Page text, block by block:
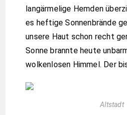
langärmelige Hemden
es heftige Sonnenbrände
unsere Haut schon recht
Sonne brannte heute
wolkenlosen Himmel. Der
Altstadt